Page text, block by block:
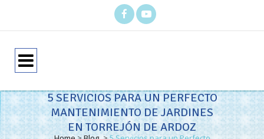
5 SERVICIOS PARA UN PERFECTO
MANTENIMIENTO DE JARDINES
EN TORREJÓN DE ARDOZ